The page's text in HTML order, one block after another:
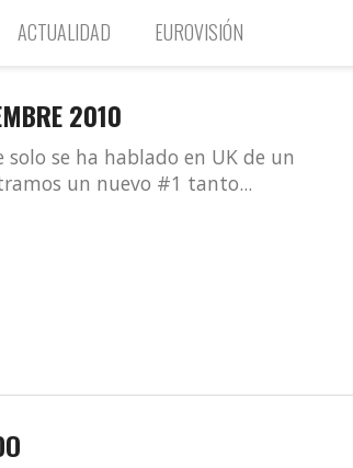
ACTUALIDAD EUROVISIÓN
2010
se ha hablado en UK de un
un nuevo #1 tanto...